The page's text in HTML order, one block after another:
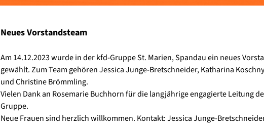
Neues Vorstandsteam
Am 14.12.2023 wurde in der kfd-Gruppe St. Marien, Spandau ein neues
gewählt. Zum Team gehören Jessica Junge-Bretschneider, Katharina
und Christine Brömmling.
Vielen Dank an Rosemarie Buchhorn für die langjährige engagierte Leitung
Gruppe.
Neue Frauen sind herzlich willkommen. Kontakt: Jessica Junge-